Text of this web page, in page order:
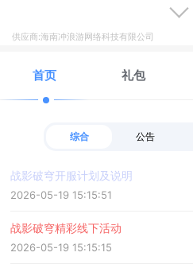
的兄弟一起血战！超多奖励等你拿！
供应商:海南冲浪游网络科技有限公司
首页 礼包
综合 公告
战影破穹开服计划及说明
2026-05-19 15:15:51
战影破穹精彩线下活动
2026-05-19 15:15:15